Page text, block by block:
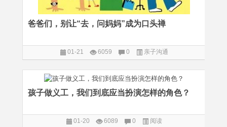
爸爸们，别让“去，问妈妈”成为口头禅
01-21 6059 0 亲子沟通
孩子做义工，我们到底应当扮演怎样的角色？
01-20 6089 0 阅读